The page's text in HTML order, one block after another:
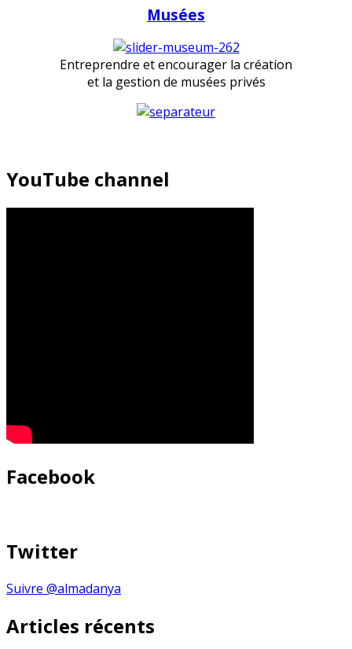
Musées
Entreprendre et encourager la création
et la gestion de musées privés
YouTube channel
Facebook
Twitter
Suivre @almadanya
Articles récents